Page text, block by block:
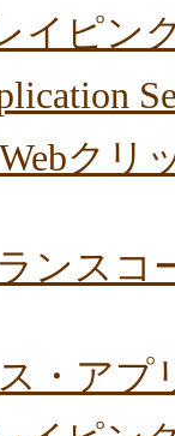
イピン
Webク
ンス
・ア